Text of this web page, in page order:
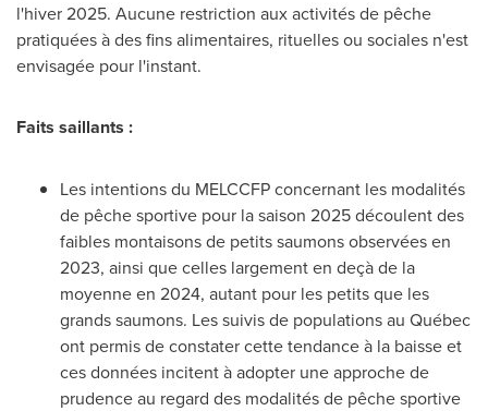
l'hiver 2025. Aucune restriction aux activités de pêche
pratiquées à des fins alimentaires, rituelles ou sociales n'est
envisagée pour l'instant.
Faits saillants :
Les intentions du MELCCFP concernant les modalités
de pêche sportive pour la saison 2025 découlent des
faibles montaisons de petits saumons observées en
2023, ainsi que celles largement en deçà de la
moyenne en 2024, autant pour les petits que les
grands saumons. Les suivis de populations au Québec
ont permis de constater cette tendance à la baisse et
ces données incitent à adopter une approche de
prudence au regard des modalités de pêche sportive